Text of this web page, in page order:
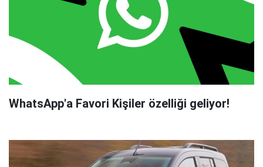
WhatsApp'a Favori Kişiler özelliği geliyor!